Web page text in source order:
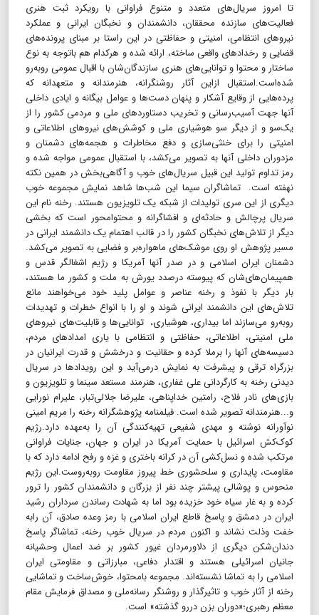
تا امروز سریال‌های متعدد و متنوع فراوانی با رویکرد ثبت هنری
فعالیت‌های سازنده محققان، دانشمندان و نخبگان ایرانی و عملکرد
نیروهای انتظامی، امنیتی و حفاظتی در این راستا بر مبنای پرونده‌های
قضایی و رخدادهای واقعی ساخته، ارائه شده و هرکدام هم باتوجه به نوع
ساختار و محتوا و توانایی‌های هنری سازندگان‌شان با اقبال عمومی روبه‌رو
شده‌است.استقبال ازاین آثار روشنگرانه، هنرمندانه و متعهدانه که
پرده‌هایی از وقایع آشکار و پنهان دست‌ها و عوامل بیگانه و ایادی داخلی
آنها جهت آسیب‌رسانی و تخریب دستاوردهای ملی و مردمی کشور را از
یک‌سو و از دیگر سو هوشیاری ملی و کوشش‌های نیروهای اطلاعاتی و
امنیتی را برای خنثی‌سازی و دفع مخاطرات و هجمه‌های دشمنان و
مزدوران داخلی آنها به تصویر می‌کشد، با استقبال عمومی مواجه شده و
رمز تداوم تولید این قبیل سریال‌های خوب و آگاهی‌بخش در همین نکته
نهفته است. تماشاگران سیما این شب‌ها شاهد نمایش مجموعه خوب
دیگری از این سری تولیدات از شبکه یک تلویزیون هستند. رخنه نام این
سریال پرچالش و حادثه‌ای و افشاگرانه و محتوامحور است که بخشی
دیگر از تلاش‌های نخبگان کشور را در قالب اهتمام یک دانشمند ایرانی در
مسیر پژوهش او روی موشک‌های ماهواره‌بر و فضایی به تصویر می‌کشد.
دشمنان ایران اسلامی و در صدر آنها آمریکا و رژیم اشغالگر قدس و
همپیمان‌های‌شان که پیوسته درصدد یورش به ملت و کشور ما هستند،
بار دیگر با نفوذ و رخنه عناصر و عوامل پلید خود می‌خواهند مانع
تلاش‌های این دانشمند ایرانی شوند و او را با انواع خطرات و تهدیدات
روبه‌رو می‌سازند اما بیداری، هوشیاری، توانایی‌ها و قابلیت‌های نیرو‌های
ملی امنیتی، اطلاعاتی، حفاظتی و انتظامی با یاری امدادهای مردم،
دسیسه‌های آنها را برملا کرده و حقانیت و درخشش و قدرت ایرانیان در
بزرگراه ترقی و پیشرفت به نمایش درمی‌آید و این رویدادها در سریال
دیدنی رخنه به کارگردانی علی غفاری، هنرمند مستعد سینما و تلویزیون و
بازی‌های نادر فلاح، رامتین خداپناهی، علیرضا جلالی‌تبار، علیرام نورایی
و...هنرمندانه تصویر شده است. فیلمنامه پژوهشگرانه رخنه را مریم امینی
نوآورانه نوشته و مهدی شفیعی تهیه‌کنندگی آن را به‌عهده دارد.رژیم
کوک‌کش اسرائیل با حمایت آمریکا در ایران و جهان، جنایات فراوانی
مرتکب شده و نسل‌کشی آن در کرانه باختری و غزه و رفح ادامه دارد که با
مقاومت، پایداری و سلحشوری خط پیروز مقاومت روبه‌روست.این رژیم
منحوس و پوشالی پیشتر چند نفر از بزرگان و دانشمندان کشور را ترور
کرده و به غار سیاه خود خزیده بود اما به شهادت رساندن سرداران رشید
ایران در دمشق و پاسخ قاطع ایران اسلامی با رمز وعده صادق، آن رابه
خفت وذلت نشاند و اکنون مردم در سریال خوب رخنه، تماشاگر پاسخ
دندان‌شکن دیگری از دلاورمردان غیور کشور بر ضد اعمال وحشیانه
جانیان اسرائیلی هستند و اقتدار دفاعی، مبارزاتی و مقاومتی ایران
اسلامی را به تماشا نشسته‌اند. مجموعه بامحتوا، خوش‌ساخت و تماشایی
رخنه از آثار خوب و تاثیرگذار و روشنگر رسانه‌ملی و مصداق فرمایش مقام
معظم رهبری؛«دوران بزن دررو گذشته» است.